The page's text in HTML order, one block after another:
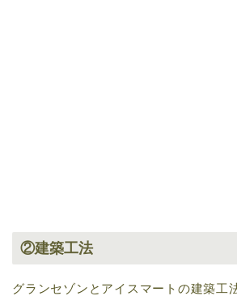
②建築工法
グランセゾンとアイスマートの建築工